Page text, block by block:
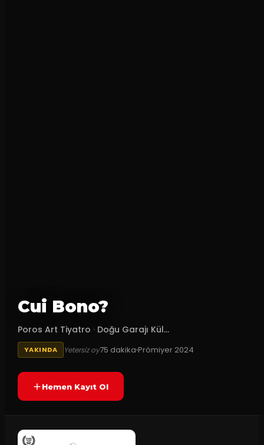
Cui Bono?
Poros Art Tiyatro · Doğu Garajı Kül...
YAKINDA Yetersiz oy75 dakikaPrömiyer 2024
Hemen Kayıt Ol